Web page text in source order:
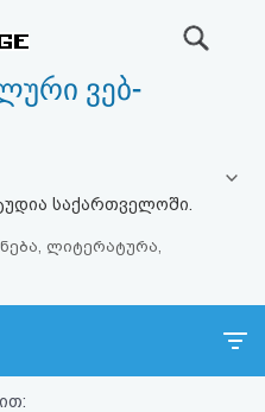
ვებ-
საქართველოში.
ლიტერატურა,